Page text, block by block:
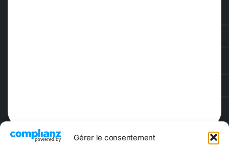
Gérer le consentement